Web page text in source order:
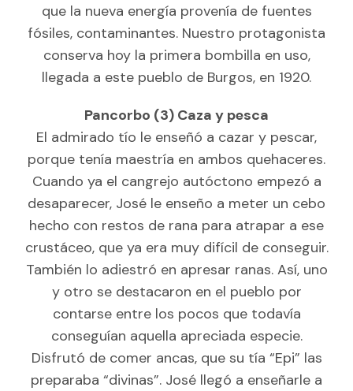
que la nueva energía provenía de fuentes
fósiles, contaminantes. Nuestro protagonista
conserva hoy la primera bombilla en uso,
llegada a este pueblo de Burgos, en 1920.
Pancorbo (3) Caza y pesca
El admirado tío le enseñó a cazar y pescar,
porque tenía maestría en ambos quehaceres.
Cuando ya el cangrejo autóctono empezó a
desaparecer, José le enseño a meter un cebo
hecho con restos de rana para atrapar a ese
crustáceo, que ya era muy difícil de conseguir.
También lo adiestró en apresar ranas. Así, uno
y otro se destacaron en el pueblo por
contarse entre los pocos que todavía
conseguían aquella apreciada especie.
Disfrutó de comer ancas, que su tía “Epi” las
preparaba “divinas”. José llegó a enseñarle a